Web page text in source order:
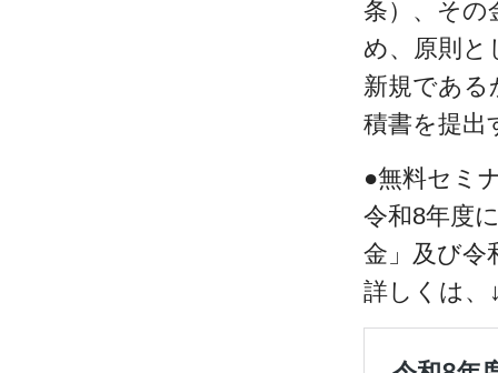
条）、その
め、原則と
新規である
積書を提出
●無料セミ
令和8年度
金」及び令
詳しくは、